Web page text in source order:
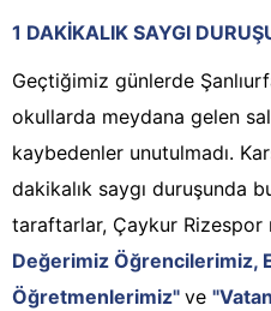
1 DAKİKALIK SAYGI
Geçtiğimiz günlerde
okullarda meydana gelen
kaybedenler unutulmadı.
dakikalık saygı duruşunda
taraftarlar, Çaykur Rizespor
Değerimiz Öğrencilerimiz,
Öğretmenlerimiz" ve